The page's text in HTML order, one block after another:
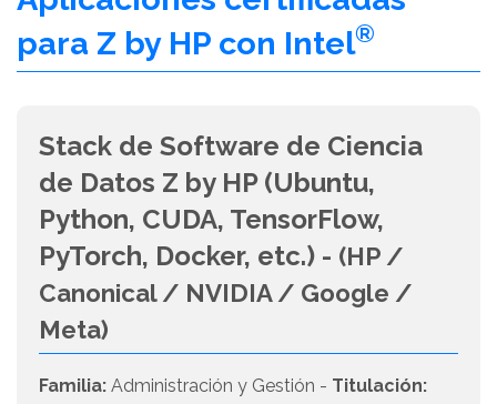
para Z by HP con Intel®
Stack de Software de Ciencia
de Datos Z by HP (Ubuntu,
Python, CUDA, TensorFlow,
PyTorch, Docker, etc.) - (HP /
Canonical / NVIDIA / Google /
Meta)
Familia: Administración y Gestión - Titulación: